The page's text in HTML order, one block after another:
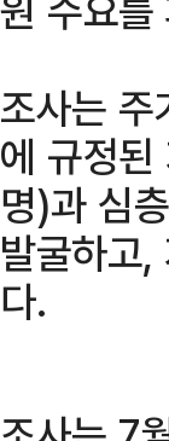
조사는
에 규정
명)과 심
발굴하고
다.